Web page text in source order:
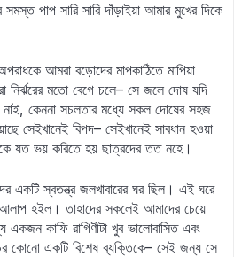
পাপ সারি সারি দাঁড়াইয়া আমার মুখের দিকে
আমরা বড়োদের মাপকাঠিতে মাপিয়া
নির্ঝরের মতো বেগে চলে– সে জলে দোষ যদি
নাই, কেননা সচলতার মধ্যে সকল দোষের সহজ
সেইখানেই বিপদ– সেইখানেই সাবধান হওয়া
যত ভয় করিতে হয় ছাত্রদের তত নহে।
একটি স্বতন্ত্র জলখাবারের ঘর ছিল। এই ঘরে
হইল। তাহাদের সকলেই আমাদের চেয়ে
কাফি রাগিণীটা খুব ভালোবাসিত এবং
কোনো একটি বিশেষ ব্যক্তিকে– সেই জন্য সে